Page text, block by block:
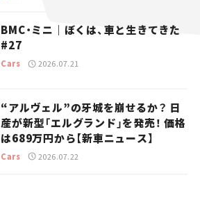
BMC・ミニ｜ぼくは、車と生きてきた
#27
Cars 2026.07.21
“アルヴェル”の牙城を崩せるか？ 日
産が新型「エルグランド」を発売！ 価格
は689万円から【新車ニュース】
Cars 2026.07.22